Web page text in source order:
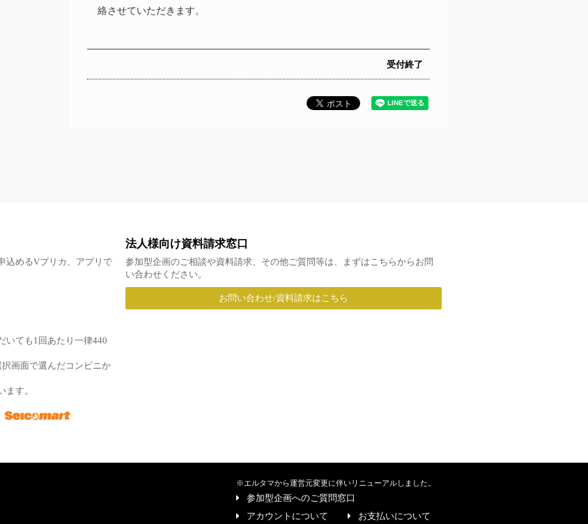
絡させていただきます。
受付終了
込めるVプリカ、アプリで
いても1回あたり一律440
画面で選んだコンビニか
す。
法人様向け資料請求窓口
参加型企画のご相談や資料請求、その他ご質問等は、まずはこちらからお問
い合わせください。
お問い合わせ/資料請求はこちら
※エルタマから運営元変更に伴いリニューアルしました。
参加型企画へのご質問窓口
アカウントについて
お支払いについて